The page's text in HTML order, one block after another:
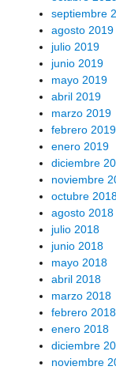
septiembre
agosto 2019
julio 2019
junio 2019
mayo 2019
abril 2019
marzo 2019
febrero 2019
enero 2019
diciembre
noviembre
octubre
agosto 2018
julio 2018
junio 2018
mayo 2018
abril 2018
marzo 2018
febrero 2018
enero 2018
diciembre
noviembre